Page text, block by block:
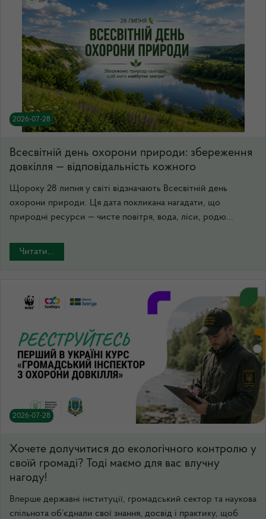
2026-07-28
Всесвітній день охорони природи: збереження
довкілля — відповідальність кожного
Щороку 28 липня у світі відзначають Всесвітній день
охорони природи. Ця дата покликана нагадати, що
природні ресурси — чисте повітря, вода, ліси, родю...
Читати...
2026-07-28
Хочете долучитися до екологічного контролю у
своїй громаді? Тоді маємо для вас влучну
нагоду!
Вперше державні інституції, громадський сектор та наукова
спільнота об’єднали свої знання, досвід і практику, щоб